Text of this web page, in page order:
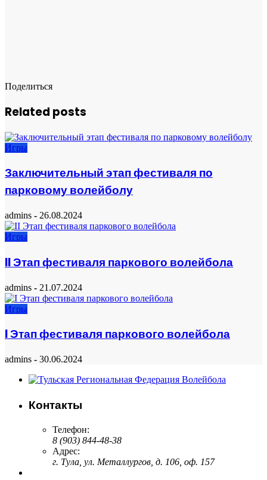
Поделиться
Related posts
Игры
Заключительный этап фестиваля по
парковому волейболу
admins - 26.08.2024
Игры
II Этап фестиваля паркового волейбола
admins - 21.07.2024
Игры
I Этап фестиваля паркового волейбола
admins - 30.06.2024
Контакты
Телефон:
8 (903) 844-48-38
Адрес:
г. Тула, ул. Металлургов, д. 106, оф. 157